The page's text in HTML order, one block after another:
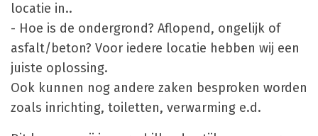
locatie in..
- Hoe is de ondergrond? Aflopend, ongelijk of
asfalt/beton? Voor iedere locatie hebben wij een
juiste oplossing.
Ook kunnen nog andere zaken besproken worden
zoals inrichting, toiletten, verwarming e.d.